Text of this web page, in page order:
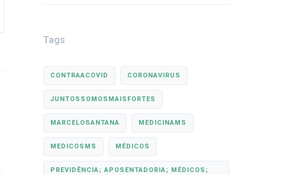
Tags
CONTRAACOVID CORONAVIRUS
JUNTOSSOMOSMAISFORTES
MARCELOSANTANA MEDICINAMS
MEDICOSMS MÉDICOS
PREVIDÊNCIA; APOSENTADORIA; MÉDICOS;